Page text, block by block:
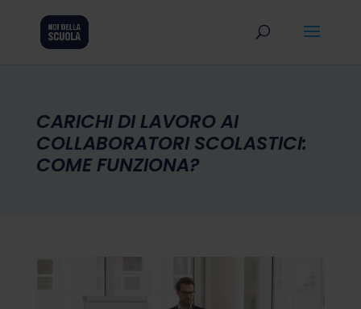
CARICHI DI LAVORO AI
COLLABORATORI SCOLASTICI:
COME FUNZIONA?